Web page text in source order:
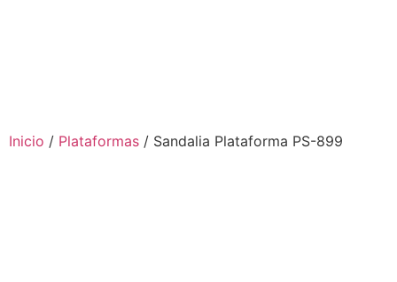
Inicio / Plataformas / Sandalia Plataforma PS-899